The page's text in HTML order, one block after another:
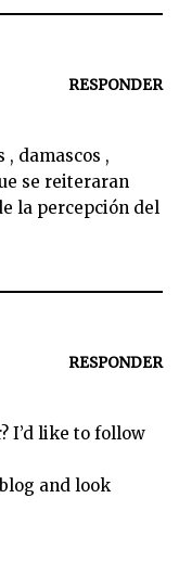
RESPONDER
, damascos ,
se reiteraran
la percepción del
RESPONDER
I’d like to follow
and look